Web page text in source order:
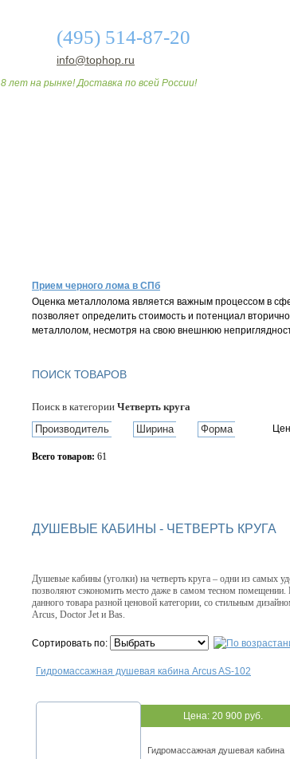
(495) 514-87-20
info@tophop.ru
8 лет на рынке! Доставка по всей России!
Прием черного лома в СПб
Оценка металлолома является важным процессом в
позволяет определить стоимость и потенциал
металлолом, несмотря на свою внешнюю
ПОИСК ТОВАРОВ
Поиск в категории Четверть круга
Производитель
Ширина Форма
Всего товаров: 61
ДУШЕВЫЕ КАБИНЫ - ЧЕТВЕРТЬ КРУГА
Душевые кабины (уголки) на четверть круга – одни из самых
позволяют сэкономить место даже в самом тесном
данного товара разной ценовой категории, со стильным
Arcus, Doctor Jet и Bas.
Сортировать по:
Гидромассажная душевая кабина Arcus AS-102
Цена: 20 900 руб.
Гидромассажная душевая кабина